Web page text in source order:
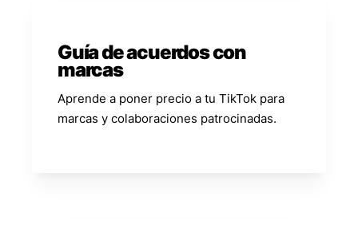
Guía de acuerdos con
marcas
Aprende a poner precio a tu TikTok para
marcas y colaboraciones patrocinadas.